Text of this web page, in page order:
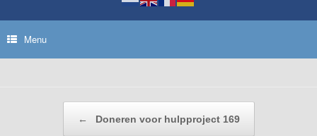
Menu
← Doneren voor hulpproject 169